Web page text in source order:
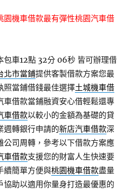
園機車借款最有彈性桃園汽車借
包車12點 32分 06秒 皆可辦理借
北市當鋪提供客製借款方案您最
照當鋪借錢最佳選擇土城機車借
車借款當鋪融資安心借輕鬆還專
車借款以較小的金額為基礎的貸
週轉銀行申請的新店汽車借款深
公司周轉，參考以下借款方案應
車借款支援您的財富人生快速要
續簡單方便與桃園機車借款盡量
協助以適用你量身打造最優惠的